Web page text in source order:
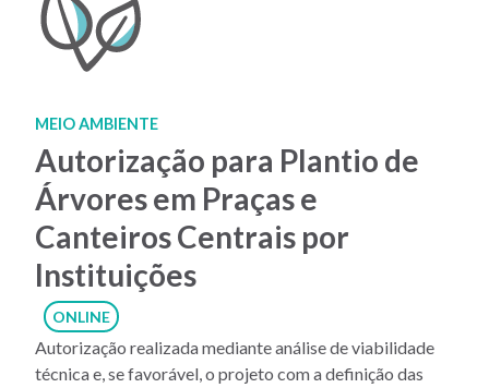
MEIO AMBIENTE
Autorização para Plantio de
Árvores em Praças e
Canteiros Centrais por
Instituições
ONLINE
Autorização realizada mediante análise de viabilidade
técnica e, se favorável, o projeto com a definição das